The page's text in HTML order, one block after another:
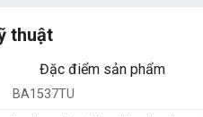
thuật
Đặc điểm sản phẩm
BA1537TU